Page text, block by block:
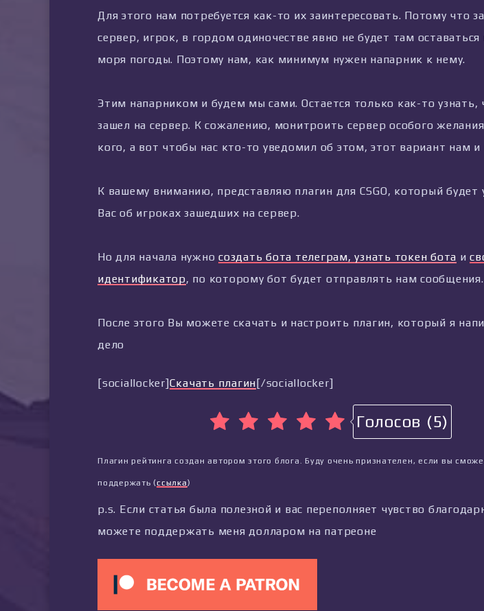
Для этого нам потребуется как-то их заинтересовать. Потому что
сервер, игрок, в гордом одиночестве явно не будет там
моря погоды. Поэтому нам, как минимум нужен напарник к нему.
Этим напарником и будем мы сами. Остается только как-то узнать,
зашел на сервер. К сожалению, монитроить сервер особого
кого, а вот чтобы нас кто-то уведомил об этом, этот вариант нам и
К вашему вниманию, представляю плагин для CSGO, который будет
Вас об игроках зашедших на сервер.
Но для начала нужно создать бота телеграм, узнать токен бота и
идентификатор, по которому бот будет отправлять нам сообщения.
После этого Вы можете скачать и настроить плагин, который я
дело
[sociallocker]Скачать плагин[/sociallocker]
Голосов (5)
Плагин рейтинга создан автором этого блога. Буду очень признателен, если вы
поддержать (ссылка)
p.s. Если статья была полезной и вас переполняет чувство
можете поддержать меня долларом на патреоне